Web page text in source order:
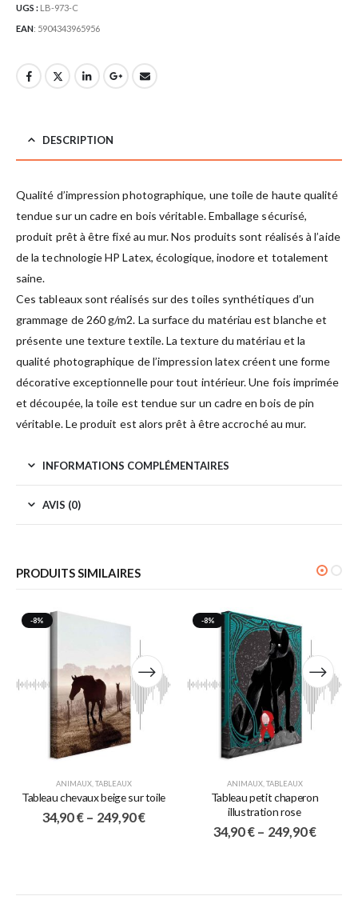
UGS : LB-973-C
EAN: 5904343965956
DESCRIPTION
Qualité d’impression photographique, une toile de haute qualité
tendue sur un cadre en bois véritable. Emballage sécurisé,
produit prêt à être fixé au mur. Nos produits sont réalisés à l’aide
de la technologie HP Latex, écologique, inodore et totalement
saine.
Ces tableaux sont réalisés sur des toiles synthétiques d’un
grammage de 260 g/m2. La surface du matériau est blanche et
présente une texture textile. La texture du matériau et la
qualité photographique de l’impression latex créent une forme
décorative exceptionnelle pour tout intérieur. Une fois imprimée
et découpée, la toile est tendue sur un cadre en bois de pin
véritable. Le produit est alors prêt à être accroché au mur.
INFORMATIONS COMPLÉMENTAIRES
AVIS (0)
PRODUITS SIMILAIRES
-8%
ANIMAUX, TABLEAUX
Tableau chevaux beige sur toile
34,90€ – 249,90€
-8%
ANIMAUX, TABLEAUX
Tableau petit chaperon
illustration rose
34,90€ – 249,90€